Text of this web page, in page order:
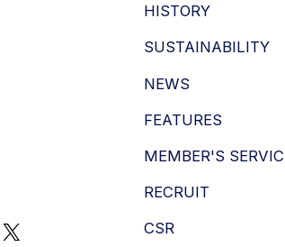
HISTORY
SUSTAINABILITY
NEWS
FEATURES
MEMBER'S
RECRUIT
CSR